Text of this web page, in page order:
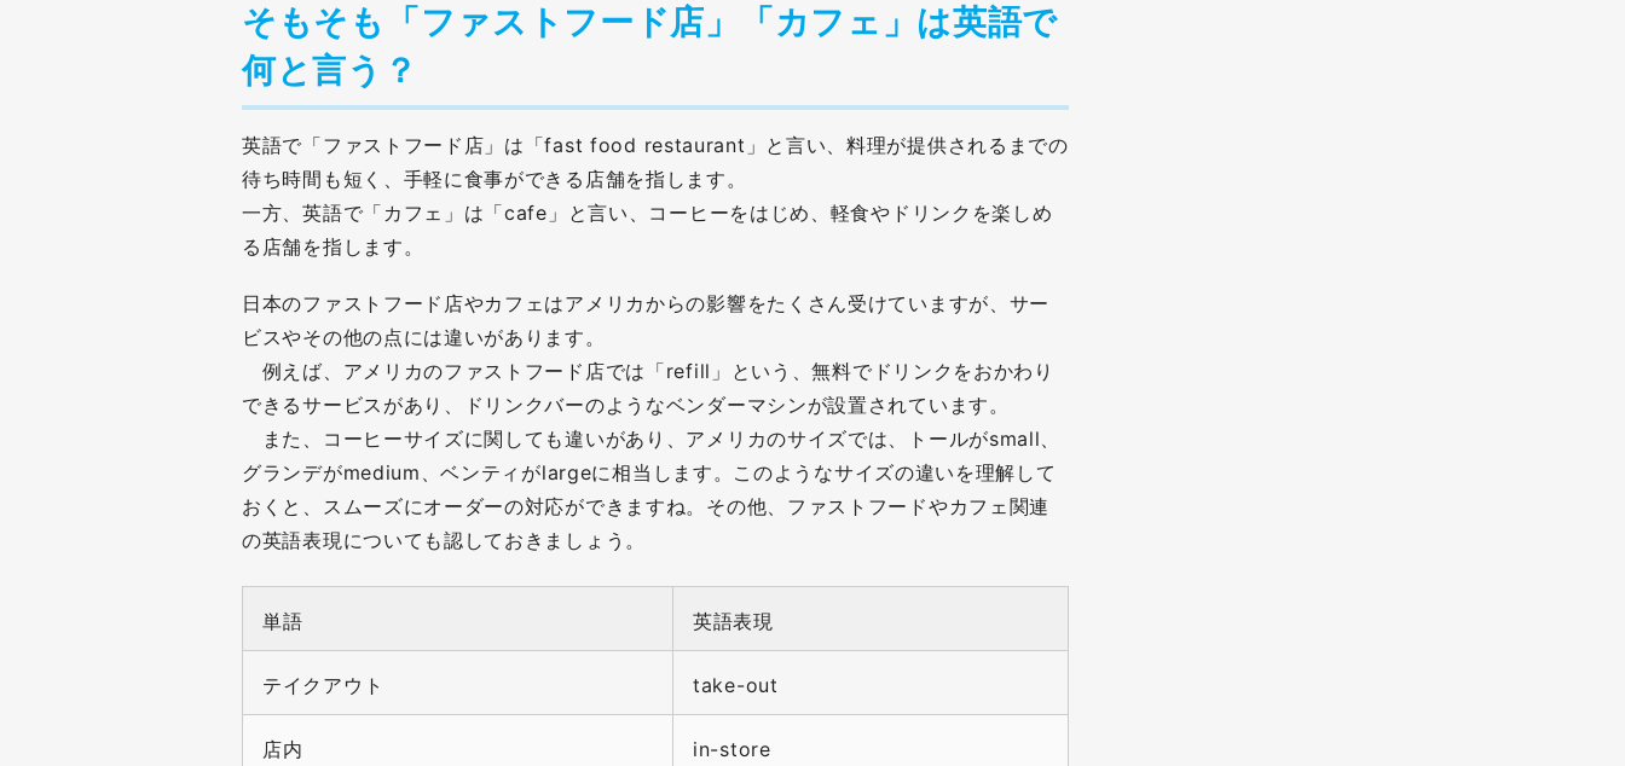
そもそも「ファストフード店」「カフェ」は英語で
何と言う？
英語で「ファストフード店」は「fast food restaurant」と言い、料理が提供されるまでの
待ち時間も短く、手軽に食事ができる店舗を指します。
一方、英語で「カフェ」は「cafe」と言い、コーヒーをはじめ、軽食やドリンクを楽しめ
る店舗を指します。
日本のファストフード店やカフェはアメリカからの影響をたくさん受けていますが、サー
ビスやその他の点には違いがあります。
例えば、アメリカのファストフード店では「refill」という、無料でドリンクをおかわり
できるサービスがあり、ドリンクバーのようなベンダーマシンが設置されています。
また、コーヒーサイズに関しても違いがあり、アメリカのサイズでは、トールがsmall、
グランデがmedium、ベンティがlargeに相当します。このようなサイズの違いを理解して
おくと、スムーズにオーダーの対応ができますね。その他、ファストフードやカフェ関連
の英語表現についても認しておきましょう。
単語 英語表現
テイクアウト take-out
店内 in-store